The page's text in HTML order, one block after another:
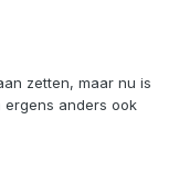
zetten, maar nu is
ergens anders ook